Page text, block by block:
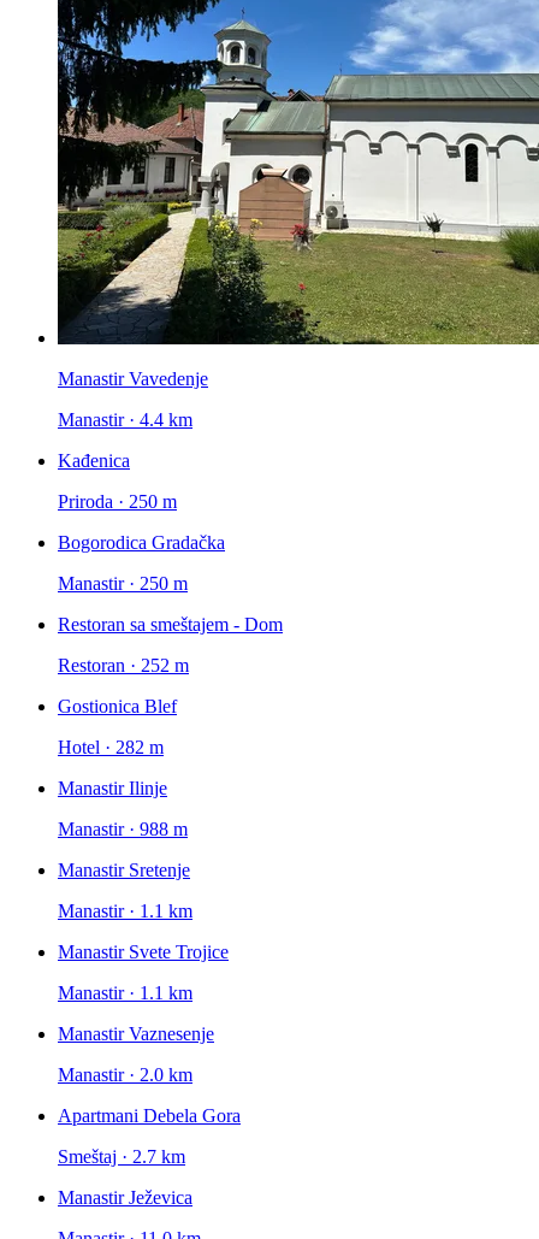
Manastir Vavedenje
Manastir · 4.4 km
Kađenica
Priroda · 250 m
Bogorodica Gradačka
Manastir · 250 m
Restoran sa smeštajem - Dom
Restoran · 252 m
Gostionica Blef
Hotel · 282 m
Manastir Ilinje
Manastir · 988 m
Manastir Sretenje
Manastir · 1.1 km
Manastir Svete Trojice
Manastir · 1.1 km
Manastir Vaznesenje
Manastir · 2.0 km
Apartmani Debela Gora
Smeštaj · 2.7 km
Manastir Ježevica